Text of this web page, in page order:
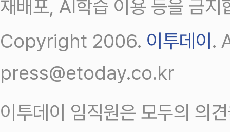
재배포, AI학습 이용 등을 금지
Copyright 2006. 이투데이 .
press@etoday.co.kr
이투데이 임직원은 모두의 의